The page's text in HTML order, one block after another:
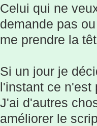
Celui qui ne
demande pas
me prendre la
Si un jour je
l'instant ce n'est
J'ai d'autres
améliorer le